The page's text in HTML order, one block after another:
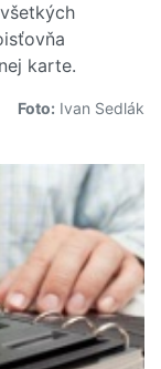
karte.
Foto: Ivan Sedlák